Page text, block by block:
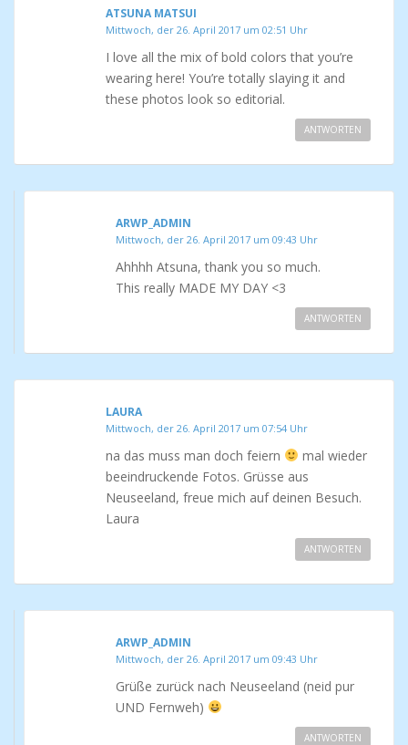
ATSUNA MATSUI
Mittwoch, der 26. April 2017 um 02:51 Uhr
I love all the mix of bold colors that you’re
wearing here! You’re totally slaying it and
these photos look so editorial.
ANTWORTEN
ARWP_ADMIN
Mittwoch, der 26. April 2017 um 09:43 Uhr
Ahhhh Atsuna, thank you so much.
This really MADE MY DAY <3
ANTWORTEN
LAURA
Mittwoch, der 26. April 2017 um 07:54 Uhr
na das muss man doch feiern
mal wieder
beeindruckende Fotos. Grüsse aus
Neuseeland, freue mich auf deinen Besuch.
Laura
ANTWORTEN
ARWP_ADMIN
Mittwoch, der 26. April 2017 um 09:43 Uhr
Grüße zurück nach Neuseeland (neid pur
UND Fernweh)
ANTWORTEN